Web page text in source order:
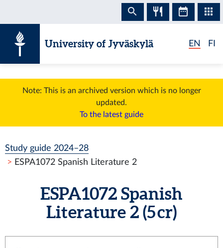
University of Jyväskylä EN FI
Note: This is an archived version which is no longer
updated.
To the latest guide
Study guide 2024–28
ESPA1072 Spanish Literature 2
ESPA1072 Spanish
Literature 2 (5 cr)